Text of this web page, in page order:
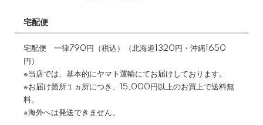
宅配便
宅配便 一律790円（税込）（北海道1320円・沖縄1650
円）
※当店では、基本的にヤマト運輸にてお届けしております。
※お届け箇所１ヵ所につき、15,000円以上のお買上で送料無
料。
※海外へは発送できません。